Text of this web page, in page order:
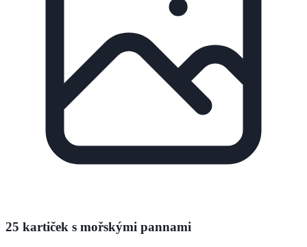
25 kartiček s mořskými pannami